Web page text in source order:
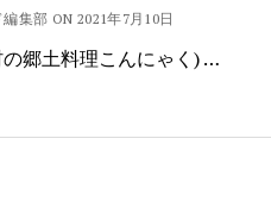
集部 ON 2021年7月10日
郷土料理こんにゃく) …